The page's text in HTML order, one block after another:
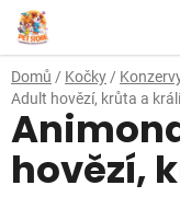
Přejít
na
obsah
Domů / Kočky /
Adult hovězí, krůta a
hovězí,